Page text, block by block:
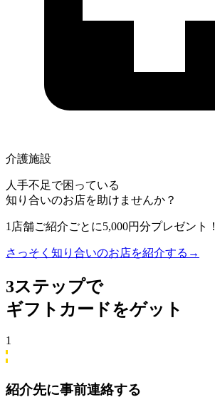
介護施設
人手不足で困っている
知り合いのお店を助けませんか？
1店舗ご紹介ごとに5,000円分プレゼント！
さっそく知り合いのお店を紹介する →
3ステップで
ギフトカードをゲット
1
紹介先に事前連絡する